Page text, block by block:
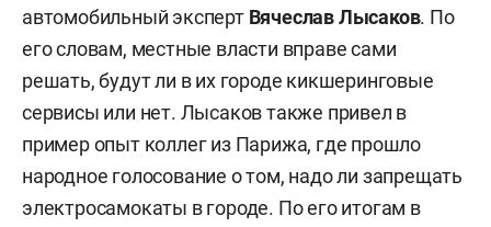
автомобильный эксперт Вячеслав Лысаков. По
его словам, местные власти вправе сами
решать, будут ли в их городе кикшеринговые
сервисы или нет. Лысаков также привел в
пример опыт коллег из Парижа, где прошло
народное голосование о том, надо ли запрещать
электросамокаты в городе. По его итогам в